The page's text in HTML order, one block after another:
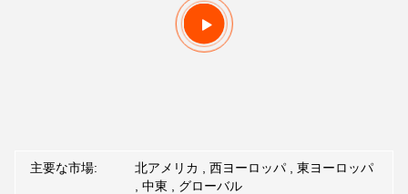
主要な市場:
北アメリカ , 西ヨーロッパ , 東ヨーロッパ
, 中東 , グローバル